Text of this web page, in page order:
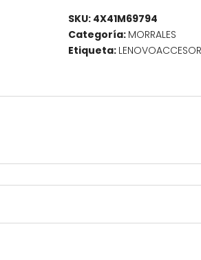
2
cantidad
SKU: 4X41M69794
Categoría: MORRALES
Etiqueta: